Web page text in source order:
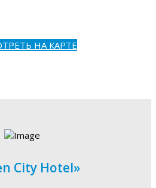
НА КАРТЕ
City Hotel»